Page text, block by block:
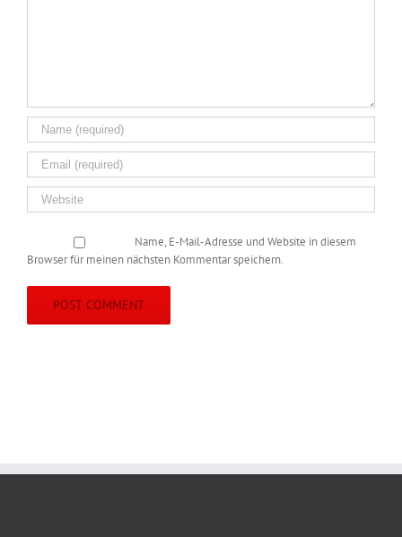
Name, E-Mail-Adresse und Website in diesem
Browser für meinen nächsten Kommentar speichern.